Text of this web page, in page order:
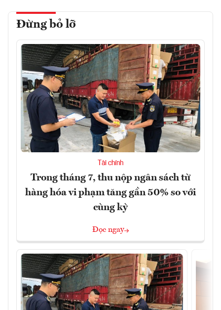
Đừng bỏ lỡ
Tài chính
Trong tháng 7, thu nộp ngân sách từ
hàng hóa vi phạm tăng gần 50% so với
cùng kỳ
Đọc ngay